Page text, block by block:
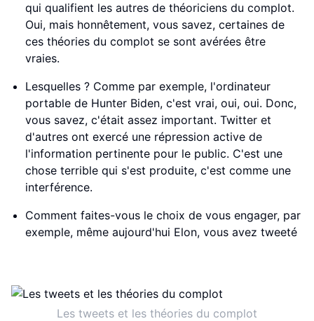
qui qualifient les autres de théoriciens du complot.
Oui, mais honnêtement, vous savez, certaines de
ces théories du complot se sont avérées être
vraies.
Lesquelles ? Comme par exemple, l'ordinateur
portable de Hunter Biden, c'est vrai, oui, oui. Donc,
vous savez, c'était assez important. Twitter et
d'autres ont exercé une répression active de
l'information pertinente pour le public. C'est une
chose terrible qui s'est produite, c'est comme une
interférence.
Comment faites-vous le choix de vous engager, par
exemple, même aujourd'hui Elon, vous avez tweeté
Les tweets et les théories du complot